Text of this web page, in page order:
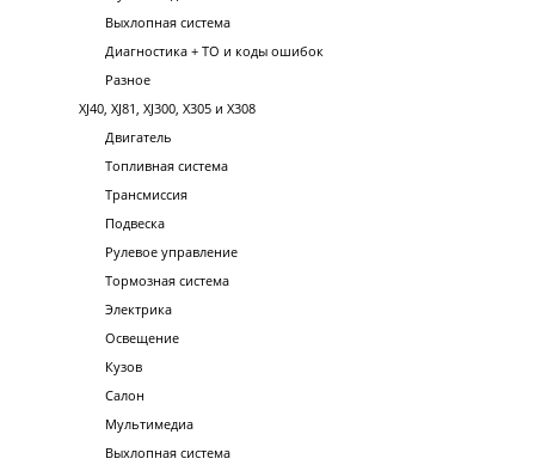
Выхлопная система
Диагностика + ТО и коды ошибок
Разное
XJ40, XJ81, XJ300, X305 и X308
Двигатель
Топливная система
Трансмиссия
Подвеска
Рулевое управление
Тормозная система
Электрика
Освещение
Кузов
Салон
Мультимедиа
Выхлопная система